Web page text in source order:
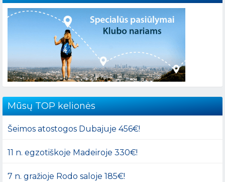
Mūsų TOP kelionės
Šeimos atostogos Dubajuje 456€!
11 n. egzotiškoje Madeiroje 330€!
7 n. gražioje Rodo saloje 185€!